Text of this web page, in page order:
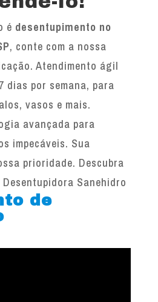
é desentupimento no
, conte com a nossa
Atendimento ágil
dias por semana, para
vasos e mais.
avançada para
impecáveis. Sua
prioridade. Descubra
Sanehidro
de